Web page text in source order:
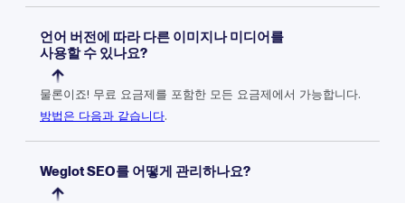
언어 버전에 따라 다른 이미지나 미디어를
사용할 수 있나요?
물론이죠! 무료 요금제를 포함한 모든 요금제에서 가능합니다.
방법은 다음과 같습니다.
Weglot SEO를 어떻게 관리하나요?